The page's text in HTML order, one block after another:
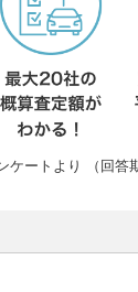
ケートより （回答